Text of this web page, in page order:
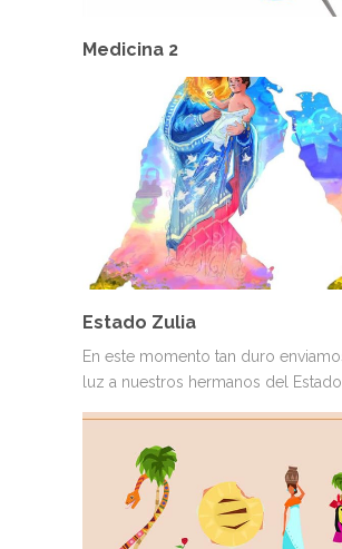
Medicina 2
Estado Zulia
En este momento tan duro
luz a nuestros hermanos del Estado